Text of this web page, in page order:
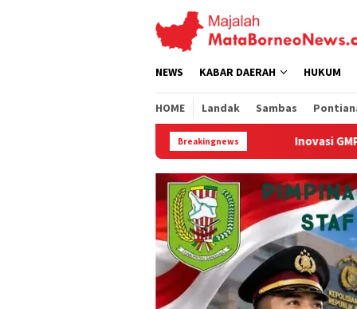
NEWS KABAR DAERAH HUKUM
HOME Landak Sambas
Breakingnews
Inovasi GMP Solar Dome Dryer ITB-